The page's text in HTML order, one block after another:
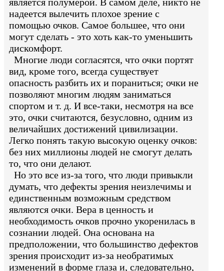
надеется вылечить плохое зрение с
помощью очков. Самое большее, что они
могут сделать - это хоть как-то уменьшить
дискомфорт.
Многие люди согласятся, что очки портят
вид, кроме того, всегда существует
опасность разбить их и пораниться; очки не
позволяют многим людям заниматься
спортом и т. д. И все-таки, несмотря на все
это, очки считаются, безусловно, одним из
величайших достижений цивилизации.
Легко понять такую высокую оценку очков:
без них миллионы людей не смогут делать
то, что они делают.
Но это все из-за того, что люди привыкли
думать, что дефекты зрения неизлечимы и
единственным возможным средством
являются очки. Вера в ценность и
необходимость очков прочно укоренилась в
сознании людей. Она основана на
предположении, что большинство дефектов
зрения происходит из-за необратимых
изменений в форме глаза и, следовательно,